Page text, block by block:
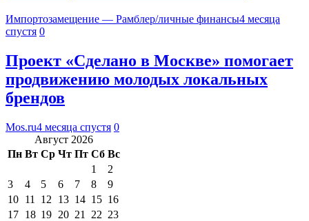
Импортозамещение — Рамблер/личные финансы4 месяца
спустя 0
Проект «Сделано в Москве» помогает
продвижению молодых локальных
брендов
Mos.ru4 месяца спустя 0
Август 2026
Пн Вт Ср Чт Пт Сб Вс
1
2
3
4 5 6 7 8
9
10 11 12 13 14 15 16
17 18 19 20 21 22 23